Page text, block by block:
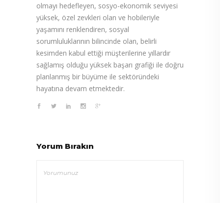
olmayı hedefleyen, sosyo-ekonomik seviyesi
yüksek, özel zevkleri olan ve hobileriyle
yaşamını renklendiren, sosyal
sorumluluklarının bilincinde olan, belirli
kesimden kabul ettiği müşterilerine yıllardır
sağlamış olduğu yüksek başarı grafiği ile doğru
planlanmış bir büyüme ile sektöründeki
hayatına devam etmektedir.
Yorum Bırakın